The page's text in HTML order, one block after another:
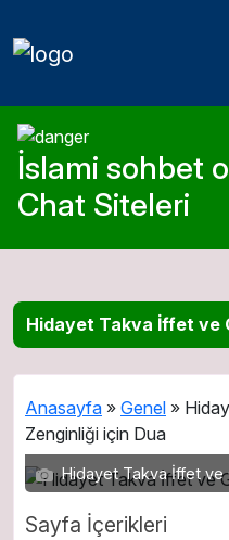
İslami sohbet
Chat Siteleri
Hidayet Takva İffet ve
Anasayfa » Genel »
Zenginliği için Dua
Hidayet Takva İffet ve
Sayfa İçerikleri